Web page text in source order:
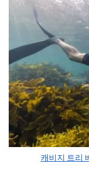
캐비지 트리